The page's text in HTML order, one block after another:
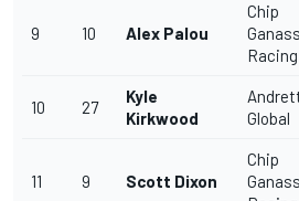
9 10 Alex Palou
Chip
Racing
10 27
Kyle
Kirkwood
Global
11 9 Scott Dixon
Chip